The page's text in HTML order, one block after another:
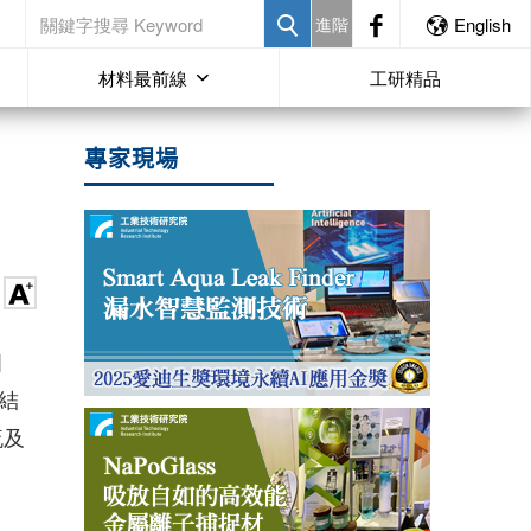
進階 English
材料最前線 工研精品
專家現場